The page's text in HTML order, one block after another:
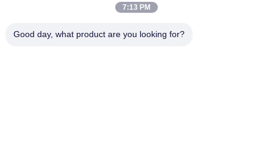
Weiße Glasfliesen Maschine Vollkörper Porzellanfliesen Matte
7:13 PM
Good day, what product are you looking for?